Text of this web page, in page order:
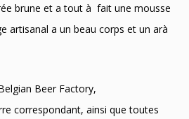
brune et a tout à fait une mousse
artisanal a un beau corps et un arà
Beer Factory,
correspondant, ainsi que toutes